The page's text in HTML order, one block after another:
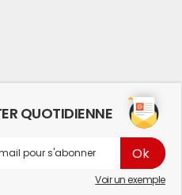
QUOTIDIENNE
Voir un exemple